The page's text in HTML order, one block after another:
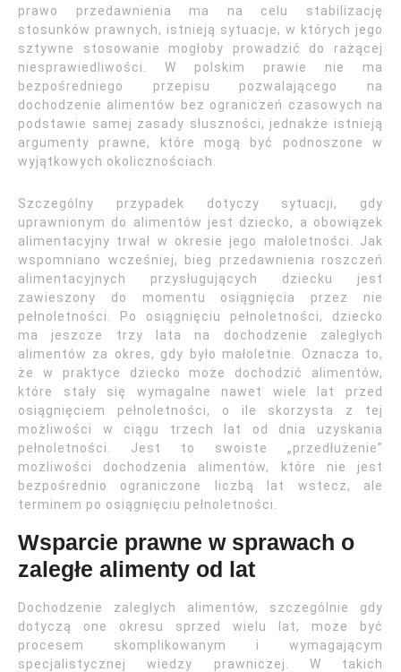
prawo przedawnienia ma na celu stabilizację
stosunków prawnych, istnieją sytuacje, w których jego
sztywne stosowanie mogłoby prowadzić do rażącej
niesprawiedliwości. W polskim prawie nie ma
bezpośredniego przepisu pozwalającego na
dochodzenie alimentów bez ograniczeń czasowych na
podstawie samej zasady słuszności, jednakże istnieją
argumenty prawne, które mogą być podnoszone w
wyjątkowych okolicznościach.
Szczególny przypadek dotyczy sytuacji, gdy
uprawnionym do alimentów jest dziecko, a obowiązek
alimentacyjny trwał w okresie jego małoletności. Jak
wspomniano wcześniej, bieg przedawnienia roszczeń
alimentacyjnych przysługujących dziecku jest
zawieszony do momentu osiągnięcia przez nie
pełnoletności. Po osiągnięciu pełnoletności, dziecko
ma jeszcze trzy lata na dochodzenie zaległych
alimentów za okres, gdy było małoletnie. Oznacza to,
że w praktyce dziecko może dochodzić alimentów,
które stały się wymagalne nawet wiele lat przed
osiągnięciem pełnoletności, o ile skorzysta z tej
możliwości w ciągu trzech lat od dnia uzyskania
pełnoletności. Jest to swoiste „przedłużenie”
możliwości dochodzenia alimentów, które nie jest
bezpośrednio ograniczone liczbą lat wstecz, ale
terminem po osiągnięciu pełnoletności.
Wsparcie prawne w sprawach o
zaległe alimenty od lat
Dochodzenie zaległych alimentów, szczególnie gdy
dotyczą one okresu sprzed wielu lat, może być
procesem skomplikowanym i wymagającym
specjalistycznej wiedzy prawniczej. W takich